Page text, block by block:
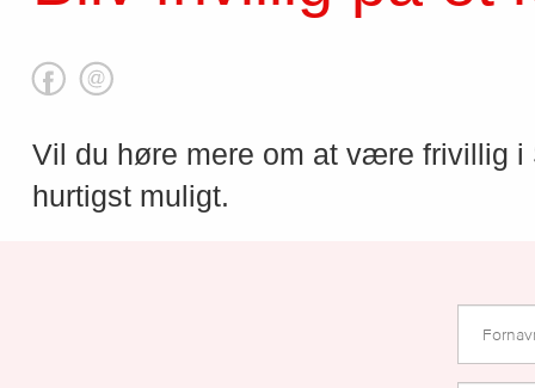
Vil du høre mere om at være frivillig i
hurtigst muligt.